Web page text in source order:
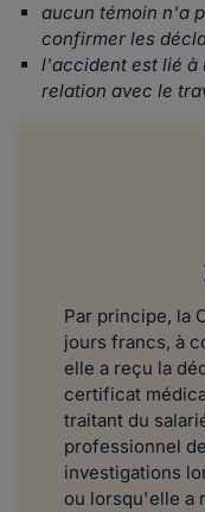
aucun témoin n'a
confirmer les
l'accident est lié à
relation avec le
Par principe, la
jours francs, à
elle a reçu la
certificat
traitant du
professionnel
investigations
ou lorsqu'elle a